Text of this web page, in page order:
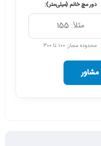
دور مچ خانم (میلی‌متر):
محدوده مجاز: ۱۰۰ تا ۳۰۰